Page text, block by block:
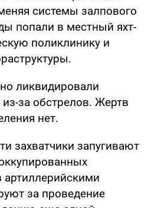
системы залпового
попали в местный яхт-
поликлинику и
ликвидировали
за обстрелов. Жертв
нет.
захватчики запугивают
артиллерийскими
за проведение